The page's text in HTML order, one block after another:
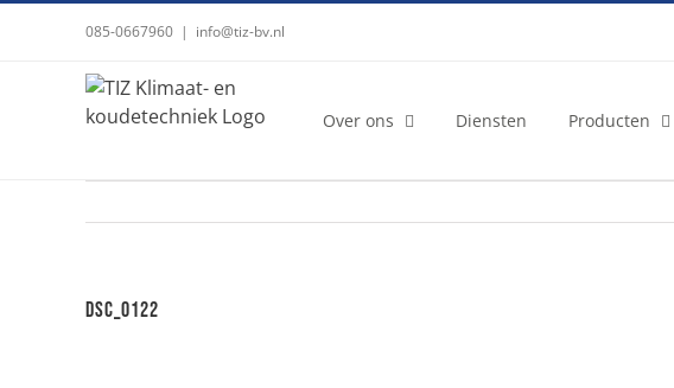
085-0667960 | info@tiz-bv.nl
Over ons Diensten Producten
DSC_0122